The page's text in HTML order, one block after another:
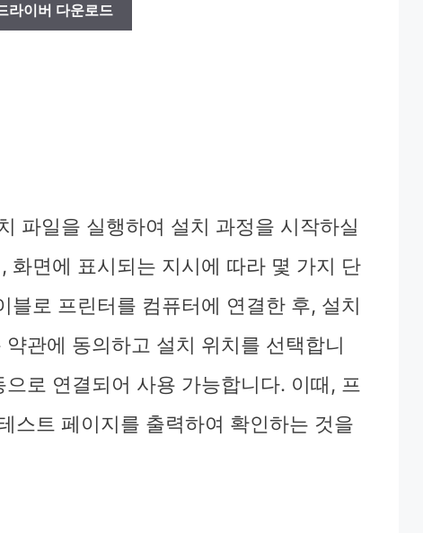
라이버 다운로드
파일을 실행하여 설치 과정을 시작하실
화면에 표시되는 지시에 따라 몇 가지 단
블로 프린터를 컴퓨터에 연결한 후, 설치
관에 동의하고 설치 위치를 선택합니
로 연결되어 사용 가능합니다. 이때, 프
스트 페이지를 출력하여 확인하는 것을